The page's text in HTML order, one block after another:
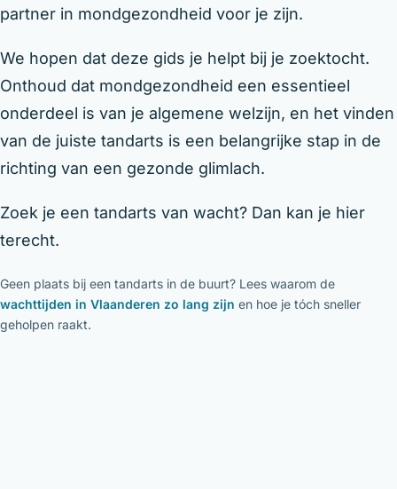
partner in mondgezondheid voor je zijn.
We hopen dat deze gids je helpt bij je zoektocht.
Onthoud dat mondgezondheid een essentieel
onderdeel is van je algemene welzijn, en het vinden
van de juiste tandarts is een belangrijke stap in de
richting van een gezonde glimlach.
Zoek je een tandarts van wacht? Dan kan je hier
terecht.
Geen plaats bij een tandarts in de buurt? Lees waarom de
wachttijden in Vlaanderen zo lang zijn en hoe je tóch sneller
geholpen raakt.